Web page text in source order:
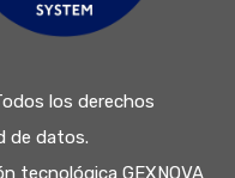
los derechos
de datos.
tecnológica GEXNOVA